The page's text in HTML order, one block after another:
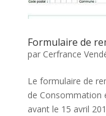
Formulaire de
par Cerfrance
Le formulaire de
de Consommation
avant le 15 avril